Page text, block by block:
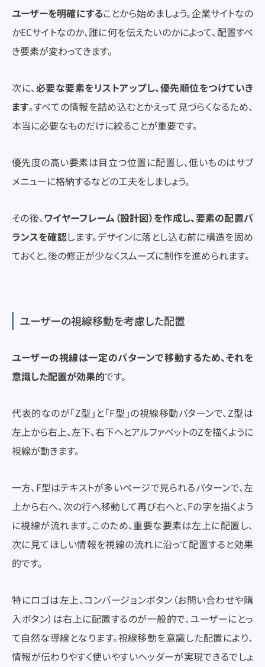
ユーザーを明確にすることから始めましょう。企業サイトなの
かECサイトなのか、誰に何を伝えたいのかによって、配置すべ
き要素が変わってきます。
次に、必要な要素をリストアップし、優先順位をつけていき
ます。すべての情報を詰め込むとかえって見づらくなるため、
本当に必要なものだけに絞ることが重要です。
優先度の高い要素は目立つ位置に配置し、低いものはサブ
メニューに格納するなどの工夫をしましょう。
その後、ワイヤーフレーム（設計図）を作成し、要素の配置バ
ランスを確認します。デザインに落とし込む前に構造を固め
ておくと、後の修正が少なくスムーズに制作を進められます。
ユーザーの視線移動を考慮した配置
ユーザーの視線は一定のパターンで移動するため、それを
意識した配置が効果的です。
代表的なのが「Z型」と「F型」の視線移動パターンで、Z型は
左上から右上、左下、右下へとアルファベットのZを描くように
視線が動きます。
一方、F型はテキストが多いページで見られるパターンで、左
上から右へ、次の行へ移動して再び右へと、Fの字を描くよう
に視線が流れます。このため、重要な要素は左上に配置し、
次に見てほしい情報を視線の流れに沿って配置すると効果
的です。
特にロゴは左上、コンバージョンボタン（お問い合わせや購
入ボタン）は右上に配置するのが一般的で、ユーザーにとっ
て自然な導線となります。視線移動を意識した配置により、
情報が伝わりやすく使いやすいヘッダーが実現できるでしょ